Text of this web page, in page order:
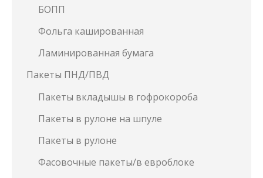
БОПП
Фольга кашированная
Ламинированная бумага
Пакеты ПНД/ПВД
Пакеты вкладышы в гофрокороба
Пакеты в рулоне на шпуле
Пакеты в рулоне
Фасовочные пакеты/в евроблоке